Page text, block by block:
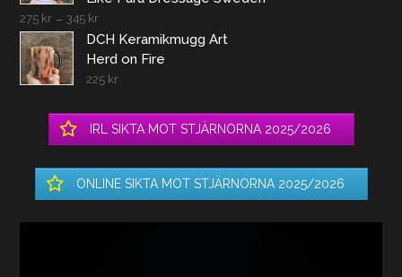
275 kr – 345 kr
DCH Keramikmugg Art
Herd on Fire
225 kr
IRL SIKTA MOT STJÄRNORNA 2025/2026
ONLINE SIKTA MOT STJÄRNORNA 2025/2026